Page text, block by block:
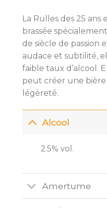
La Rulles des 25
brassée
de siècle de passion
audace et subtilité,
faible taux d’alcool.
peut créer une
légèreté.
Alcool
2.5% vol.
Amertume